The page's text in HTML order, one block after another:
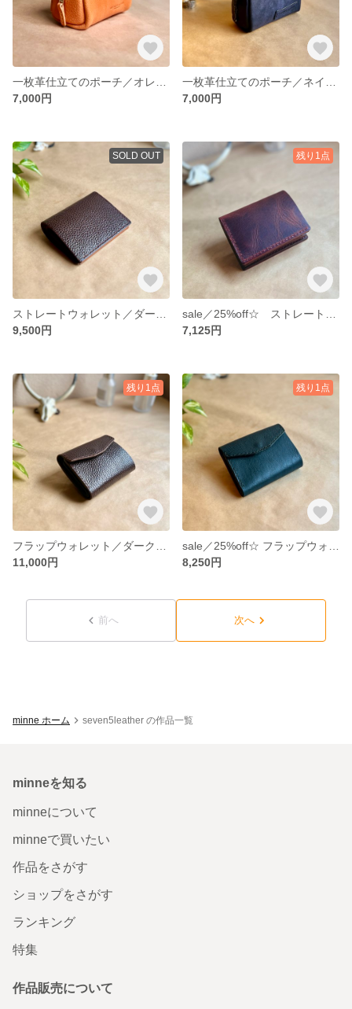
7,000円
7,000円
SOLD OUT
9,500円
残り1点
7,125円
残り1点
11,000円
残り1点
8,250円
前へ 次へ
minne ホーム seven5leather の作品一覧
minneを知る
minneについて
minneで買いたい
作品をさがす
ショップをさがす
ランキング
特集
作品販売について